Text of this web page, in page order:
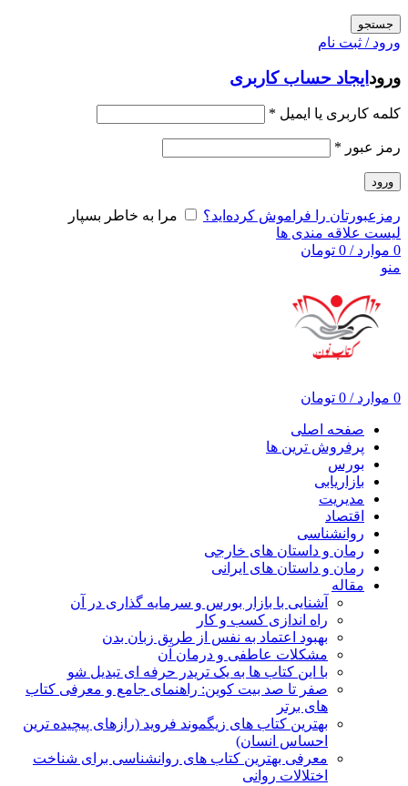
جستجو
ورود / ثبت نام
ورود ایجاد حساب کاربری
کلمه کاربری یا ایمیل *
رمز عبور *
ورود
رمزعبورتان را فراموش کرده‌اید؟
مرا به خاطر بسپار
لیست علاقه مندی ها
0 موارد /
0 تومان
منو
0 موارد /
0 تومان
صفحه اصلی
پرفروش ترین ها
بورس
بازاریابی
مدیریت
اقتصاد
روانشناسی
رمان و داستان های خارجی
رمان و داستان های ایرانی
مقاله
آشنایی با بازار بورس و سرمایه گذاری در آن
راه اندازی کسب و کار
بهبود اعتماد به نفس از طریق زبان بدن
مشکلات عاطفی و درمان آن
با این کتاب ها به یک تریدر حرفه ای تبدیل شو
صفر تا صد بیت کوین: راهنمای جامع و معرفی کتاب
های برتر
بهترین کتاب های زیگموند فروید (رازهای پیچیده ترین
احساس انسان)
معرفی بهترین کتاب های روانشناسی برای شناخت
اختلالات روانی